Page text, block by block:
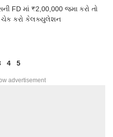
FD માં ₹2,00,000 જમા કરો તો
ચેક કરો કેલક્યુલેશન
4 5
advertisement